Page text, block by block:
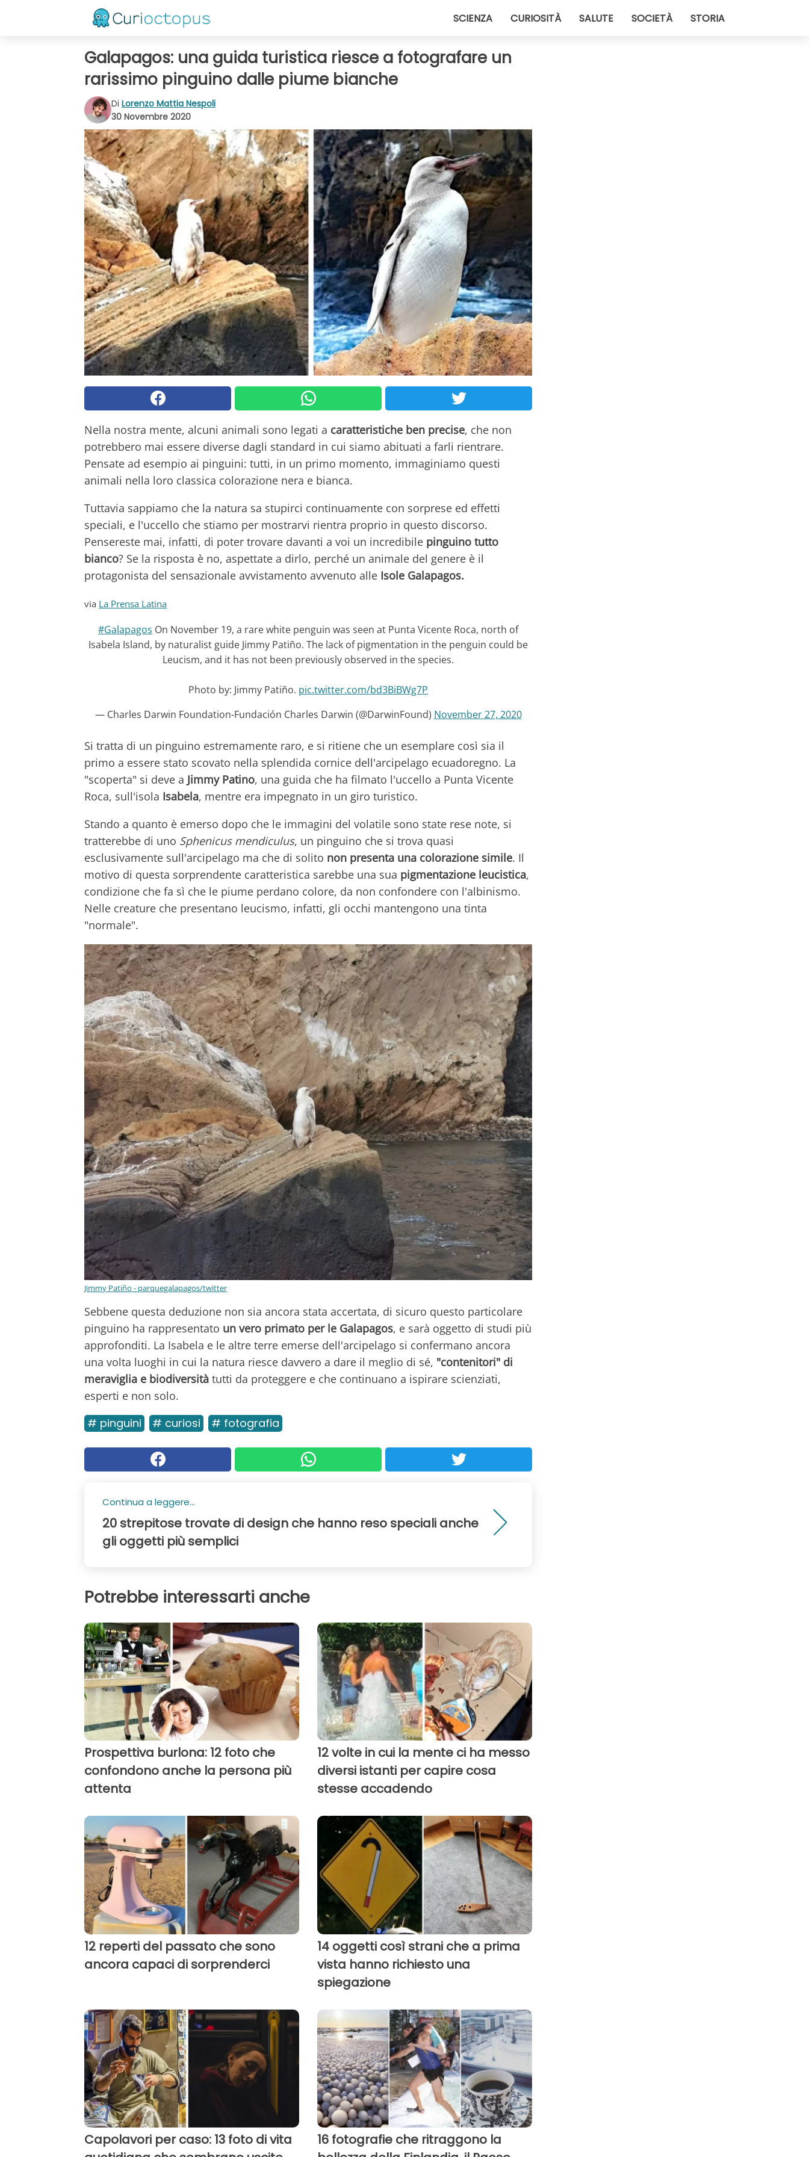
SCIENZA CURIOSITÀ SALUTE SOCIETÀ STORIA
Galapagos: una guida turistica riesce a fotografare un
rarissimo pinguino dalle piume bianche
Di Lorenzo Mattia Nespoli
30 Novembre 2020
Nella nostra mente, alcuni animali sono legati a caratteristiche ben precise, che non
potrebbero mai essere diverse dagli standard in cui siamo abituati a farli rientrare.
Pensate ad esempio ai pinguini: tutti, in un primo momento, immaginiamo questi
animali nella loro classica colorazione nera e bianca.
Tuttavia sappiamo che la natura sa stupirci continuamente con sorprese ed effetti
speciali, e l'uccello che stiamo per mostrarvi rientra proprio in questo discorso.
Pensereste mai, infatti, di poter trovare davanti a voi un incredibile pinguino tutto
bianco? Se la risposta è no, aspettate a dirlo, perché un animale del genere è il
protagonista del sensazionale avvistamento avvenuto alle Isole Galapagos.
via La Prensa Latina
#Galapagos On November 19, a rare white penguin was seen at Punta Vicente Roca, north of
Isabela Island, by naturalist guide Jimmy Patiño. The lack of pigmentation in the penguin could be
Leucism, and it has not been previously observed in the species.
Photo by: Jimmy Patiño. pic.twitter.com/bd3BiBWg7P
— Charles Darwin Foundation-Fundación Charles Darwin (@DarwinFound) November 27, 2020
Si tratta di un pinguino estremamente raro, e si ritiene che un esemplare così sia il
primo a essere stato scovato nella splendida cornice dell'arcipelago ecuadoregno. La
"scoperta" si deve a Jimmy Patino, una guida che ha filmato l'uccello a Punta Vicente
Roca, sull'isola Isabela, mentre era impegnato in un giro turistico.
Stando a quanto è emerso dopo che le immagini del volatile sono state rese note, si
tratterebbe di uno Sphenicus mendiculus, un pinguino che si trova quasi
esclusivamente sull'arcipelago ma che di solito non presenta una colorazione simile. Il
motivo di questa sorprendente caratteristica sarebbe una sua pigmentazione leucistica,
condizione che fa sì che le piume perdano colore, da non confondere con l'albinismo.
Nelle creature che presentano leucismo, infatti, gli occhi mantengono una tinta
"normale".
Jimmy Patiño - parquegalapagos/twitter
Sebbene questa deduzione non sia ancora stata accertata, di sicuro questo particolare
pinguino ha rappresentato un vero primato per le Galapagos, e sarà oggetto di studi più
approfonditi. La Isabela e le altre terre emerse dell'arcipelago si confermano ancora
una volta luoghi in cui la natura riesce davvero a dare il meglio di sé, "contenitori" di
meraviglia e biodiversità tutti da proteggere e che continuano a ispirare scienziati,
esperti e non solo.
# pinguini # curiosi # fotografia
Continua a leggere...
20 strepitose trovate di design che hanno reso speciali anche
gli oggetti più semplici
Potrebbe interessarti anche
Prospettiva burlona: 12 foto che
confondono anche la persona più
attenta
12 volte in cui la mente ci ha messo
diversi istanti per capire cosa
stesse accadendo
12 reperti del passato che sono
ancora capaci di sorprenderci
14 oggetti così strani che a prima
vista hanno richiesto una
spiegazione
Capolavori per caso: 13 foto di vita
16 fotografie che ritraggono la